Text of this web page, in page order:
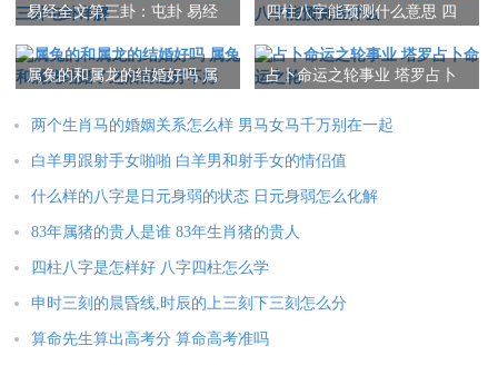
本文： 女马配什么生肖结婚更好呢 女马跟什么属相配
易经全文第三卦：屯卦 易经
四柱八字能预测什么意思 四
属兔的和属龙的结婚好吗 属
不好
占卜命运之轮事业 塔罗占卜
两个生肖马的婚姻关系怎么样 男马女马千万别在一起
白羊男跟射手女啪啪 白羊男和射手女的情侣值
什么样的八字是日元身弱的状态 日元身弱怎么化解
83年属猪的贵人是谁 83年生肖猪的贵人
四柱八字是怎样好 八字四柱怎么学
申时三刻的晨昏线,时辰的上三刻下三刻怎么分
算命先生算出高考分 算命高考准吗